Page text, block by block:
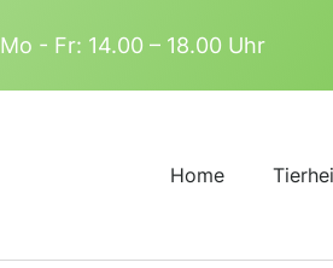
Mo - Fr: 14.00 – 18.00 Uhr
Home